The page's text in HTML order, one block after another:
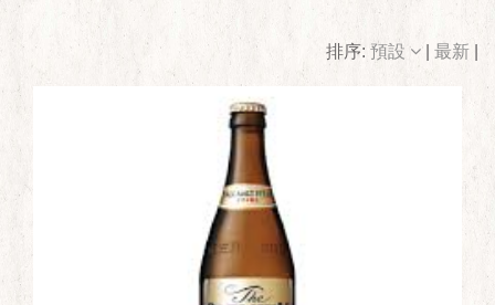
排序: 預設 最新